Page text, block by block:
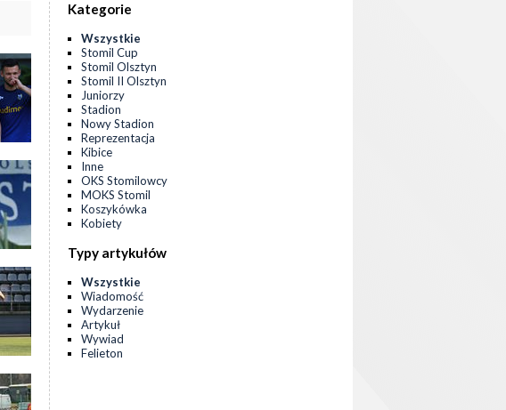
Kategorie
Wszystkie
Stomil Cup
Stomil Olsztyn
Stomil II Olsztyn
Juniorzy
Stadion
Nowy Stadion
Reprezentacja
Kibice
Inne
OKS Stomilowcy
MOKS Stomil
Koszykówka
Kobiety
Typy artykułów
Wszystkie
Wiadomość
Wydarzenie
Artykuł
Wywiad
Felieton